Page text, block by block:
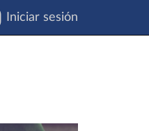
Iniciar sesión